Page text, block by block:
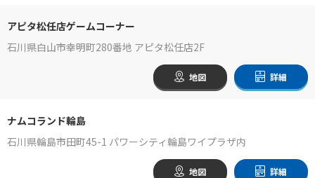
アピタ松任店ゲームコーナー
石川県白山市幸明町280番地 アピタ松任店2F
地図 詳細
ナムコランド輪島
石川県輪島市田町45-1 パワーシティ輪島ワイプラザ内
地図 詳細